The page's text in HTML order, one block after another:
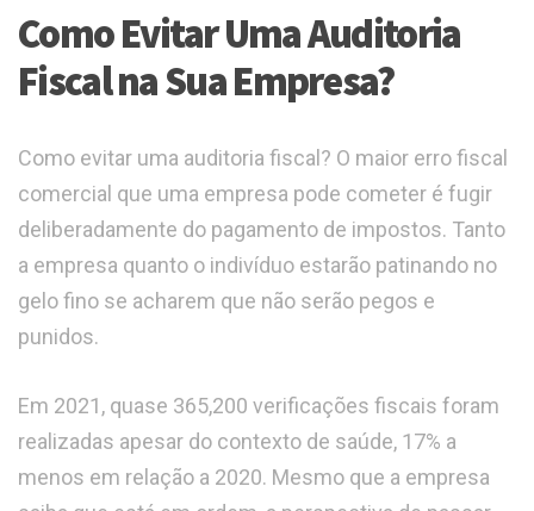
Como Evitar Uma Auditoria
Fiscal na Sua Empresa?
Como evitar uma auditoria fiscal? O maior erro fiscal
comercial que uma empresa pode cometer é fugir
deliberadamente do pagamento de impostos. Tanto
a empresa quanto o indivíduo estarão patinando no
gelo fino se acharem que não serão pegos e
punidos.
Em 2021, quase 365,200 verificações fiscais foram
realizadas apesar do contexto de saúde, 17% a
menos em relação a 2020. Mesmo que a empresa